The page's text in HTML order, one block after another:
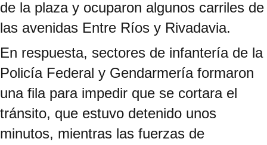
de la plaza y ocuparon algunos carriles de
las avenidas Entre Ríos y Rivadavia.
En respuesta, sectores de infantería de la
Policía Federal y Gendarmería formaron
una fila para impedir que se cortara el
tránsito, que estuvo detenido unos
minutos, mientras las fuerzas de